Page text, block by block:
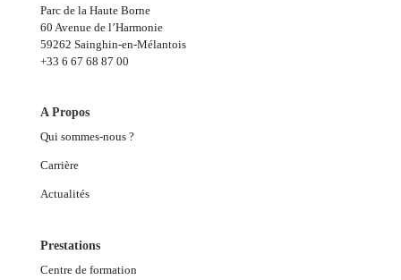
Parc de la Haute Borne
60 Avenue de l’Harmonie
59262 Sainghin-en-Mélantois
+33 6 67 68 87 00
A Propos
Qui sommes-nous ?
Carrière
Actualités
Prestations
Centre de formation